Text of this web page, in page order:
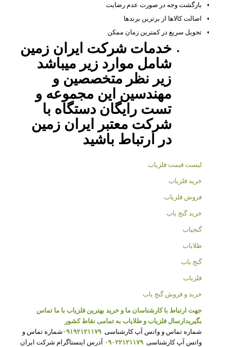
بازگشت وجه در صورت عدم رضایت
اصالت کالاها از برترین برندها
تحویل سریع در کمترین زمان ممکن
خدمات شرکت ایران زمین
شامل موارد زیر میباشد
زیر نظر متخصصین و
مهندسین این مجموعه و
تست رایگان دستگاه با
شرکت معتبر ایران زمین
در ارتباط باشید
لیست قیمت فلزیاب
خرید فلزیاب
فروش فلزیاب
خرید گنج یاب
گنجیاب
طلایاب
گنج یاب
فلزیاب
خرید و فروش گنج یاب
جهت ارتباط با کارشناسان ما و خرید بهترین فلزیاب با ما تماس
بگیریدارسال فلزیاب و طلایاب به تمامی نقاط کشور
شماره تماس و واتس آپ کارشناسی ۰۹۱۹۲۱۲۱۱۷۹ شماره تماس و
واتس آپ کارشناسی ۰۹۰۲۲۱۲۱۱۷۹ آدرس اینستاگرام شرکت ایران